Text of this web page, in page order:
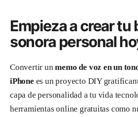
Empieza a crear tu
sonora personal
Convertir unmemo de voz en un
iPhone es un proyecto DIY
capa de personalidad a tu vida
herramientas online gratuitas como